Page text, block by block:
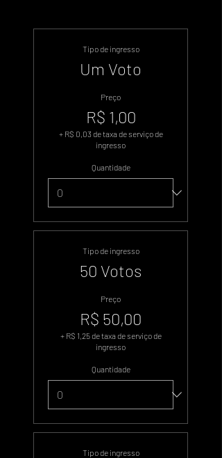
Tipo de ingresso
Um Voto
Preço
R$ 1,00
+ R$ 0,03 de taxa de serviço de
ingresso
Quantidade
Tipo de ingresso
50 Votos
Preço
R$ 50,00
+ R$ 1,25 de taxa de serviço de
ingresso
Quantidade
Tipo de ingresso